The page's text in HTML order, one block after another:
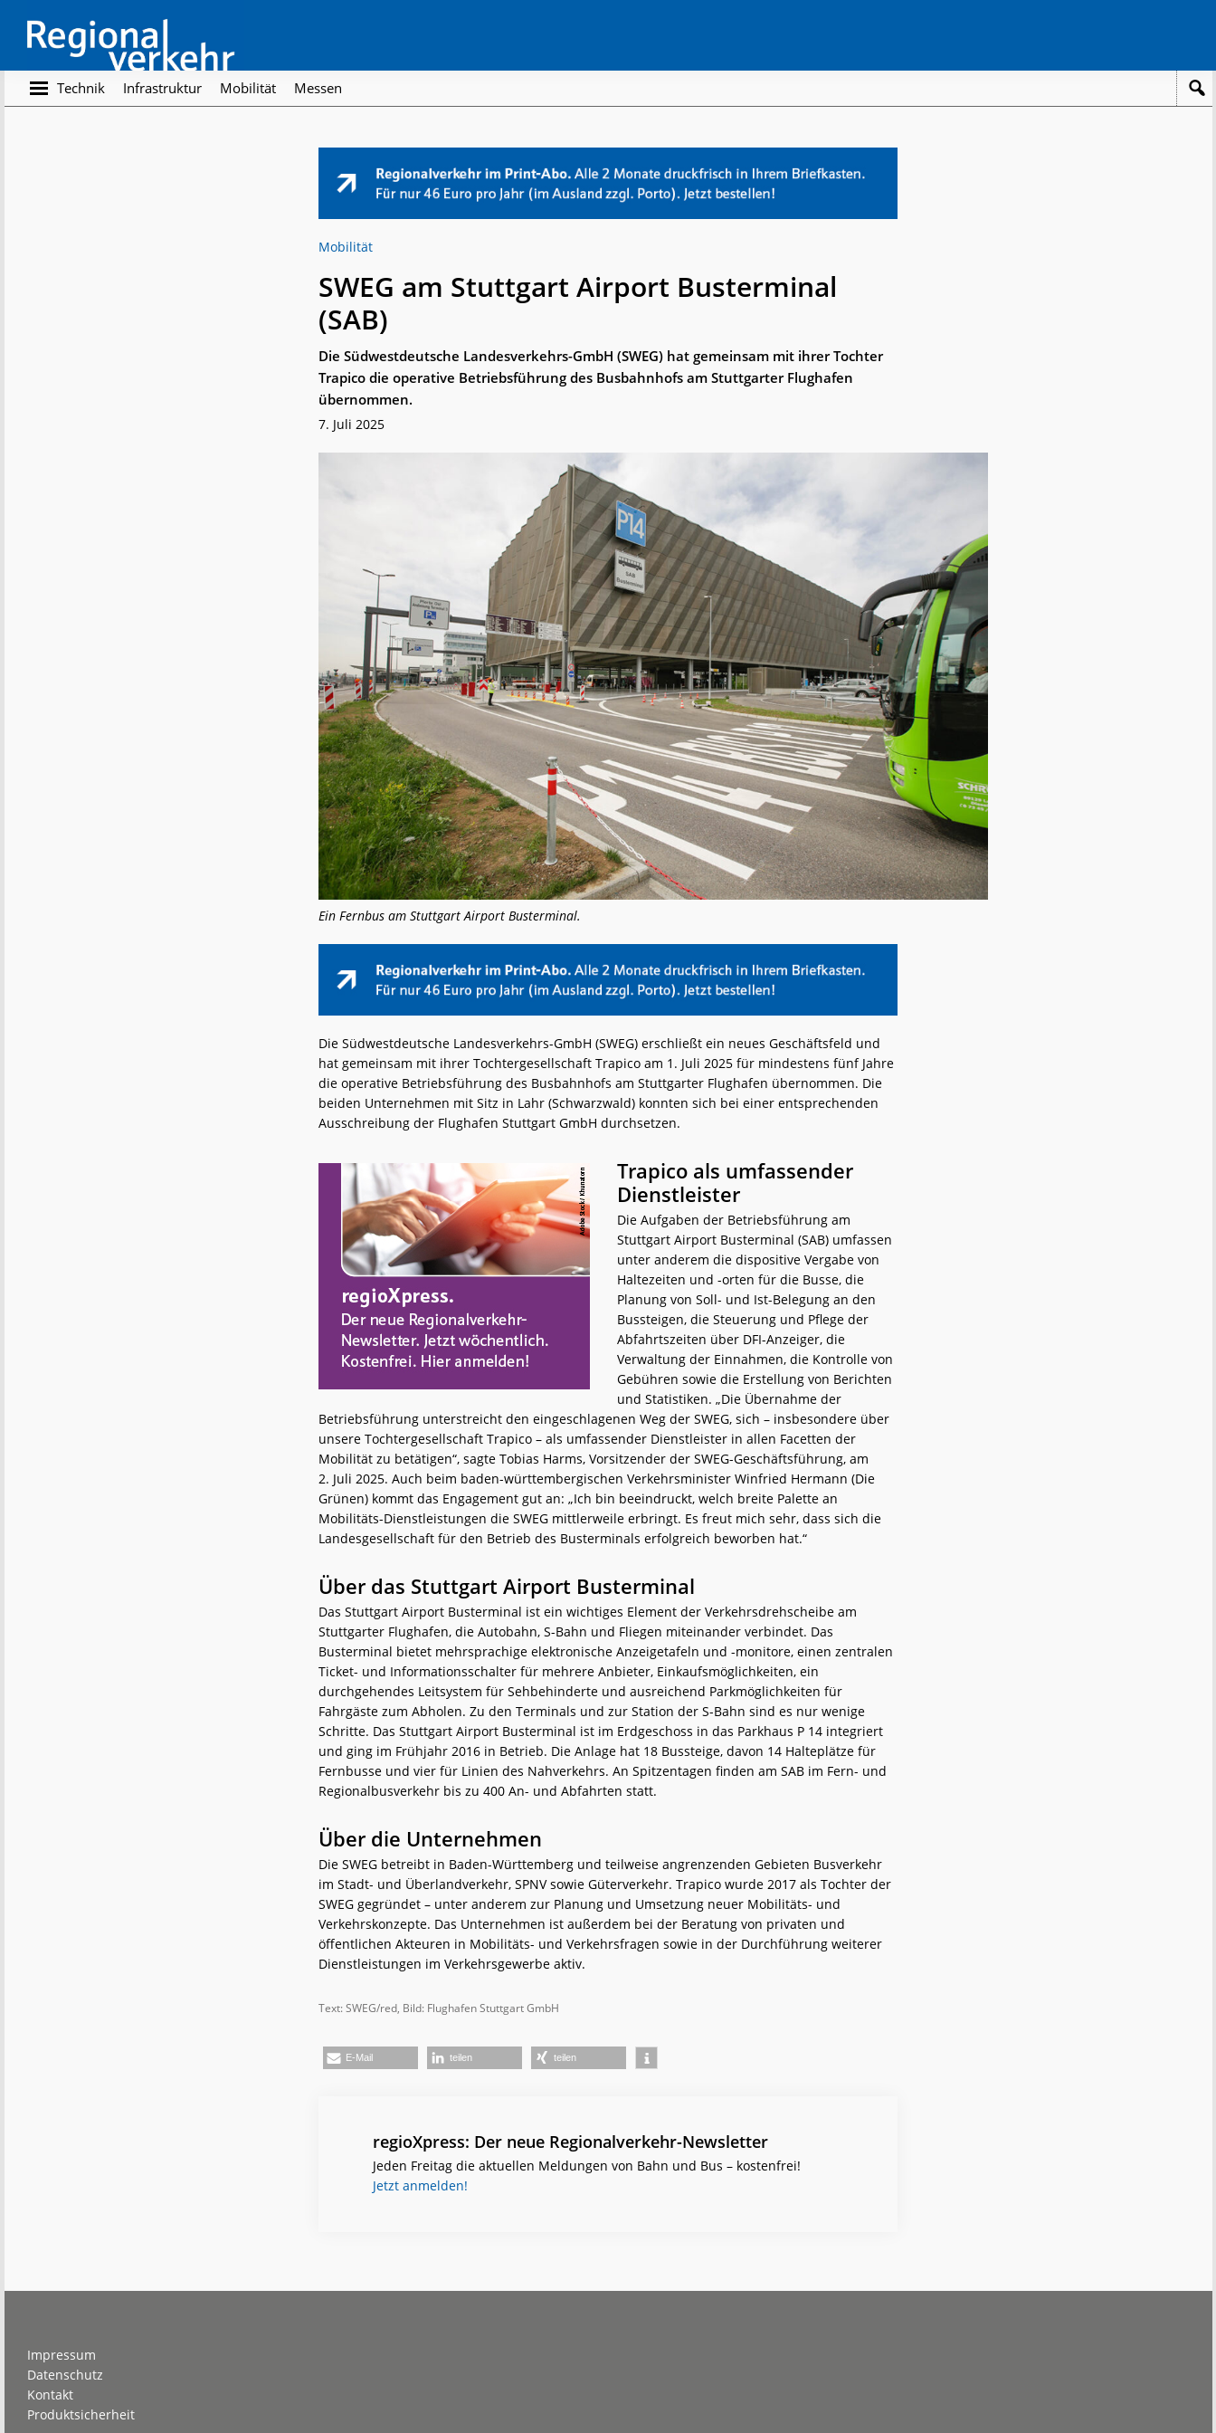
main
content
footer
Regionalverkehr
Die
Fachzeitschrift
Technik Infrastruktur Mobilität Messen
Mobilität
SWEG am Stuttgart Airport Busterminal
(SAB)
Die Südwestdeutsche Landesverkehrs-GmbH (SWEG) hat gemeinsam mit ihrer Tochter
Trapico die operative Betriebsführung des Busbahnhofs am Stuttgarter Flughafen
übernommen.
7. Juli 2025
Ein Fernbus am Stuttgart Airport Busterminal.
Die Südwestdeutsche Landesverkehrs-GmbH (SWEG) erschließt ein neues Geschäftsfeld und
hat gemeinsam mit ihrer Tochtergesellschaft Trapico am 1. Juli 2025 für mindestens fünf Jahre
die operative Betriebsführung des Busbahnhofs am Stuttgarter Flughafen übernommen. Die
beiden Unternehmen mit Sitz in Lahr (Schwarzwald) konnten sich bei einer entsprechenden
Ausschreibung der Flughafen Stuttgart GmbH durchsetzen.
Trapico als umfassender
Dienstleister
Die Aufgaben der Betriebsführung am
Stuttgart Airport Busterminal (SAB) umfassen
unter anderem die dispositive Vergabe von
Haltezeiten und -orten für die Busse, die
Planung von Soll- und Ist-Belegung an den
Bussteigen, die Steuerung und Pflege der
Abfahrtszeiten über DFI-Anzeiger, die
Verwaltung der Einnahmen, die Kontrolle von
Gebühren sowie die Erstellung von Berichten
und Statistiken. „Die Übernahme der
Betriebsführung unterstreicht den eingeschlagenen Weg der SWEG, sich – insbesondere über
unsere Tochtergesellschaft Trapico – als umfassender Dienstleister in allen Facetten der
Mobilität zu betätigen“, sagte Tobias Harms, Vorsitzender der SWEG-Geschäftsführung, am
2. Juli 2025. Auch beim baden-württembergischen Verkehrsminister Winfried Hermann (Die
Grünen) kommt das Engagement gut an: „Ich bin beeindruckt, welch breite Palette an
Mobilitäts-Dienstleistungen die SWEG mittlerweile erbringt. Es freut mich sehr, dass sich die
Landesgesellschaft für den Betrieb des Busterminals erfolgreich beworben hat.“
Über das Stuttgart Airport Busterminal
Das Stuttgart Airport Busterminal ist ein wichtiges Element der Verkehrsdrehscheibe am
Stuttgarter Flughafen, die Autobahn, S-Bahn und Fliegen miteinander verbindet. Das
Busterminal bietet mehrsprachige elektronische Anzeigetafeln und -monitore, einen zentralen
Ticket- und Informationsschalter für mehrere Anbieter, Einkaufsmöglichkeiten, ein
durchgehendes Leitsystem für Sehbehinderte und ausreichend Parkmöglichkeiten für
Fahrgäste zum Abholen. Zu den Terminals und zur Station der S-Bahn sind es nur wenige
Schritte. Das Stuttgart Airport Busterminal ist im Erdgeschoss in das Parkhaus P 14 integriert
und ging im Frühjahr 2016 in Betrieb. Die Anlage hat 18 Bussteige, davon 14 Halteplätze für
Fernbusse und vier für Linien des Nahverkehrs. An Spitzentagen finden am SAB im Fern- und
Regionalbusverkehr bis zu 400 An- und Abfahrten statt.
Über die Unternehmen
Die SWEG betreibt in Baden-Württemberg und teilweise angrenzenden Gebieten Busverkehr
im Stadt- und Überlandverkehr, SPNV sowie Güterverkehr. Trapico wurde 2017 als Tochter der
SWEG gegründet – unter anderem zur Planung und Umsetzung neuer Mobilitäts- und
Verkehrskonzepte. Das Unternehmen ist außerdem bei der Beratung von privaten und
öffentlichen Akteuren in Mobilitäts- und Verkehrsfragen sowie in der Durchführung weiterer
Dienstleistungen im Verkehrsgewerbe aktiv.
Text: SWEG/red, Bild: Flughafen Stuttgart GmbH
E-Mail teilen teilen
regioXpress: Der neue Regionalverkehr-Newsletter
Jeden Freitag die aktuellen Meldungen von Bahn und Bus – kostenfrei!
Jetzt anmelden!
Impressum
Datenschutz
Kontakt
Produktsicherheit